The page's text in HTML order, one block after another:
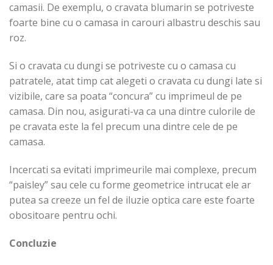
camasii. De exemplu, o cravata blumarin se potriveste
foarte bine cu o camasa in carouri albastru deschis sau
roz.
Si o cravata cu dungi se potriveste cu o camasa cu
patratele, atat timp cat alegeti o cravata cu dungi late si
vizibile, care sa poata “concura” cu imprimeul de pe
camasa. Din nou, asigurati-va ca una dintre culorile de
pe cravata este la fel precum una dintre cele de pe
camasa.
Incercati sa evitati imprimeurile mai complexe, precum
“paisley” sau cele cu forme geometrice intrucat ele ar
putea sa creeze un fel de iluzie optica care este foarte
obositoare pentru ochi.
Concluzie